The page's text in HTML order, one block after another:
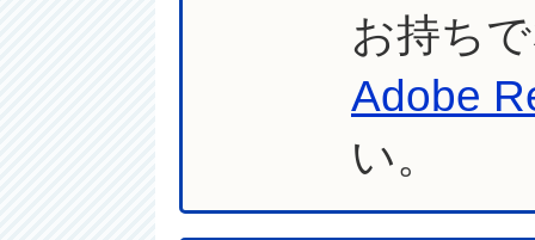
お持ち
Adobe
い。